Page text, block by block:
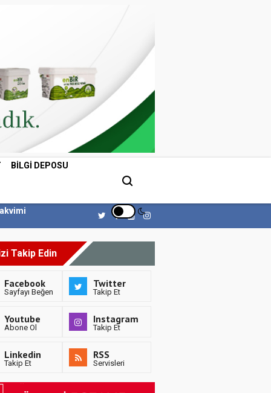
BILGI DEPOSU
Takip Edin
Facebook
Sayfayı Beğen
Twitter
Takip Et
Youtube
Abone Ol
Instagram
Takip Et
Linkedin
Takip Et
RSS
Servisleri